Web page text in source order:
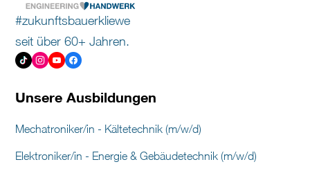
#zukunftsbauerkliewe
seit über 60+ Jahren.
Unsere Ausbildungen
Mechatroniker/in - Kältetechnik (m/w/d)
Elektroniker/in - Energie & Gebäudetechnik (m/w/d)